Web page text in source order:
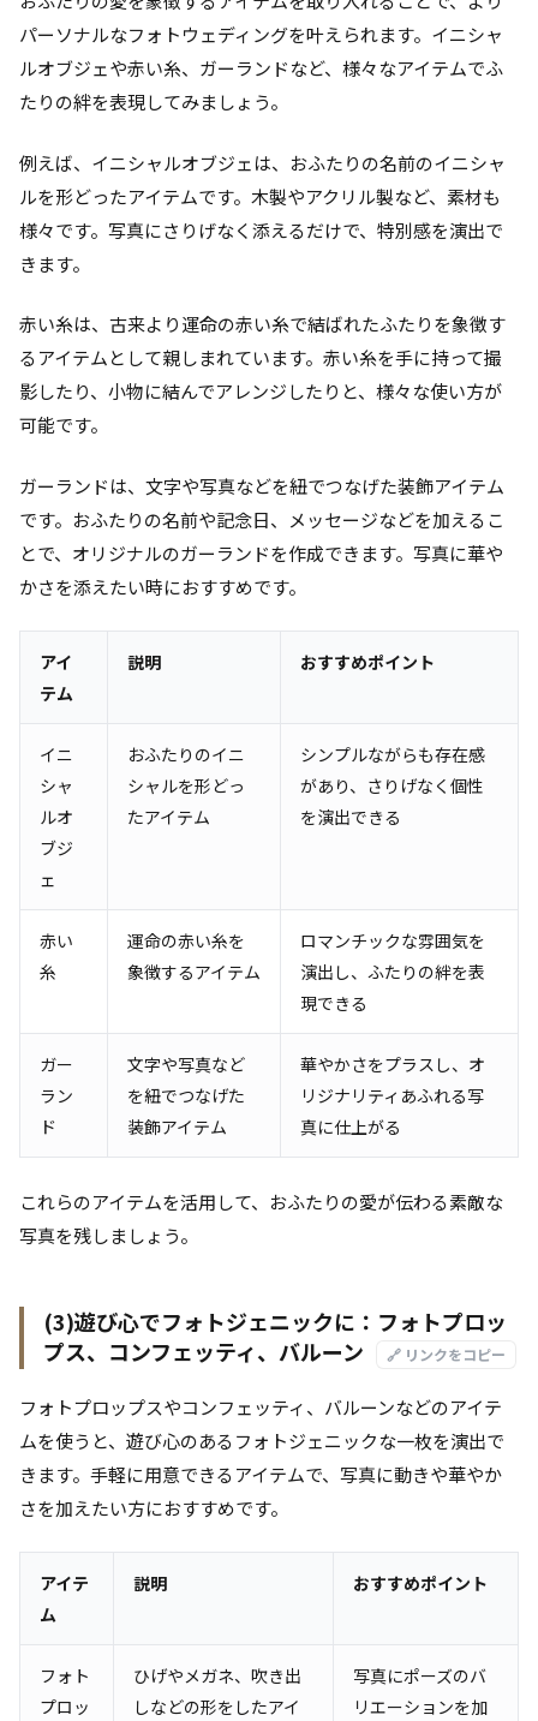
パーソナルなフォトウェディングを叶えられます。イニシャ
ルオブジェや赤い糸、ガーランドなど、様々なアイテムでふ
たりの絆を表現してみましょう。
例えば、イニシャルオブジェは、おふたりの名前のイニシャ
ルを形どったアイテムです。木製やアクリル製など、素材も
様々です。写真にさりげなく添えるだけで、特別感を演出で
きます。
赤い糸は、古来より運命の赤い糸で結ばれたふたりを象徴す
るアイテムとして親しまれています。赤い糸を手に持って撮
影したり、小物に結んでアレンジしたりと、様々な使い方が
可能です。
ガーランドは、文字や写真などを紐でつなげた装飾アイテム
です。おふたりの名前や記念日、メッセージなどを加えるこ
とで、オリジナルのガーランドを作成できます。写真に華や
かさを添えたい時におすすめです。
アイ
テム
説明 おすすめポイント
イニ
シャ
ルオ
ブジ
ェ
おふたりのイニ
シャルを形どっ
たアイテム
シンプルながらも存在感
があり、さりげなく個性
を演出できる
赤い
糸
運命の赤い糸を
象徴するアイテム
ロマンチックな雰囲気を
演出し、ふたりの絆を表
現できる
ガー
ラン
ド
文字や写真など
を紐でつなげた
装飾アイテム
華やかさをプラスし、オ
リジナリティあふれる写
真に仕上がる
これらのアイテムを活用して、おふたりの愛が伝わる素敵な
写真を残しましょう。
(3)遊び心でフォトジェニックに：フォトプロッ
プス、コンフェッティ、バルーン
🔗 リンクをコピー
フォトプロップスやコンフェッティ、バルーンなどのアイテ
ムを使うと、遊び心のあるフォトジェニックな一枚を演出で
きます。手軽に用意できるアイテムで、写真に動きや華やか
さを加えたい方におすすめです。
アイテ
ム
説明 おすすめポイント
フォト
プロッ
ひげやメガネ、吹き出
しなどの形をしたアイ
写真にポーズのバ
リエーションを加